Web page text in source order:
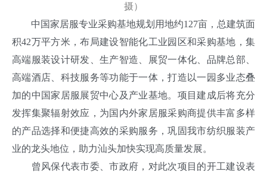
摄）
中国家居服专业采购基地规划用地约127亩，总建筑面
积42万平方米，布局建设智能化工业园区和采购基地，集
高端服装设计研发、生产智造、展贸一体化、品牌总部、
高端酒店、科技服务等功能于一体，打造以一园多业态叠
加的中国家居服展贸中心及产业基地。项目建成后将充分
发挥集聚辐射效应，为国内外家居服采购商提供丰富多样
的产品选择和便捷高效的采购服务，巩固我市纺织服装产
业的龙头地位，助力汕头加快实现高质量发展。
曾风保代表市委、市政府，对此次项目的开工建设表